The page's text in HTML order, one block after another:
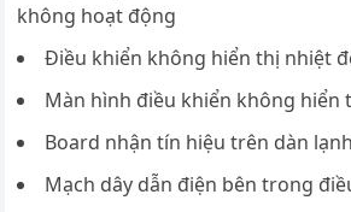
không hoạt động
Điều khiển không hiển thị nhiệt
Màn hình điều khiển không hiển
Board nhận tín hiệu trên dàn
Mạch dây dẫn điện bên trong